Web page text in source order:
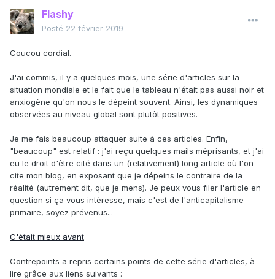
Flashy
Posté 22 février 2019
Coucou cordial.
J'ai commis, il y a quelques mois, une série d'articles sur la
situation mondiale et le fait que le tableau n'était pas aussi noir et
anxiogène qu'on nous le dépeint souvent. Ainsi, les dynamiques
observées au niveau global sont plutôt positives.
Je me fais beaucoup attaquer suite à ces articles. Enfin,
"beaucoup" est relatif : j'ai reçu quelques mails méprisants, et j'ai
eu le droit d'être cité dans un (relativement) long article où l'on
cite mon blog, en exposant que je dépeins le contraire de la
réalité (autrement dit, que je mens). Je peux vous filer l'article en
question si ça vous intéresse, mais c'est de l'anticapitalisme
primaire, soyez prévenus...
C'était mieux avant
Contrepoints a repris certains points de cette série d'articles, à
lire grâce aux liens suivants :